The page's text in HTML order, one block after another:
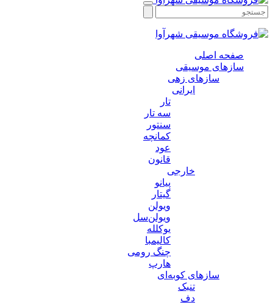
صفحه اصلی
سازهای موسیقی
سازهای زهی
ایرانی
تار
سه تار
سنتور
کمانچه
عود
قانون
خارجی
پیانو
گیتار
ویولن
ویولن‌سل
یوکلله
کالیمبا
چنگ رومی
هارپ
سازهای کوبه‌ای
تنبک
دف